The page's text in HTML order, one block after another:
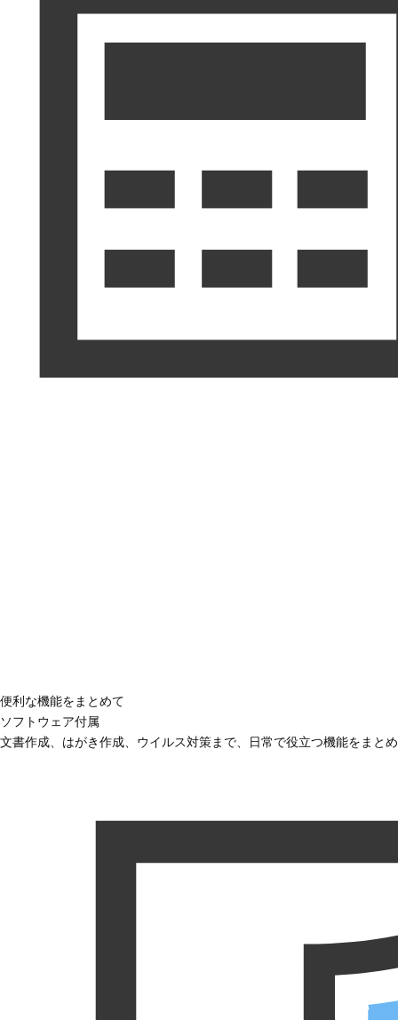
便利な機能をまとめて
ソフトウェア付属
文書作成、はがき作成、ウイルス対策まで、日常で役立つ機能をまと